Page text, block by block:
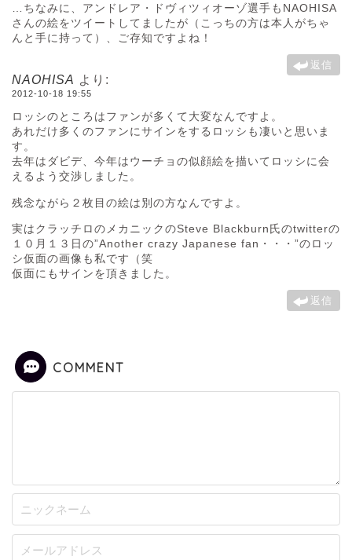
…ちなみに、アンドレア・ドヴィツィオーゾ選手もNAOHISA
さんの絵をツイートしてましたが（こっちの方は本人がちゃ
んと手に持って）、ご存知ですよね！
返信
NAOHISA より:
2012-10-18 19:55
ロッシのところはファンが多くて大変なんですよ。
あれだけ多くのファンにサインをするロッシも凄いと思いま
す。
去年はダビデ、今年はウーチョの似顔絵を描いてロッシに会
えるよう交渉しました。
残念ながら２枚目の絵は別の方なんですよ。
実はクラッチロのメカニックのSteve Blackburn氏のtwitterの
１０月１３日の”Another crazy Japanese fan・・・”‏のロッ
シ仮面の画像も私です（笑
仮面にもサインを頂きました。
返信
COMMENT